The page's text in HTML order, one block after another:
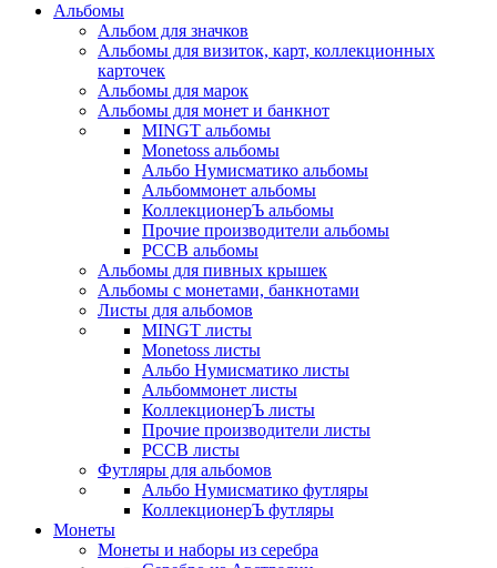
Альбомы
Альбом для значков
Альбомы для визиток, карт, коллекционных
карточек
Альбомы для марок
Альбомы для монет и банкнот
MINGT альбомы
Monetoss альбомы
Альбо Нумисматико альбомы
Альбоммонет альбомы
КоллекционерЪ альбомы
Прочие производители альбомы
РССВ альбомы
Альбомы для пивных крышек
Альбомы с монетами, банкнотами
Листы для альбомов
MINGT листы
Monetoss листы
Альбо Нумисматико листы
Альбоммонет листы
КоллекционерЪ листы
Прочие производители листы
РССВ листы
Футляры для альбомов
Альбо Нумисматико футляры
КоллекционерЪ футляры
Монеты
Монеты и наборы из серебра